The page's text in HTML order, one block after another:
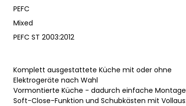
PEFC
Mixed
PEFC ST 2003:2012
Komplett ausgestattete Küche mit oder ohne
Elektrogeräte nach Wahl
Vormontierte Küche - dadurch einfache Montage
Soft-Close-Funktion und Schubkästen mit